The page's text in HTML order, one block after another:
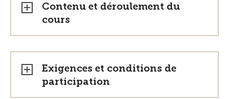
Contenu et déroulement du
cours
Exigences et conditions de
participation